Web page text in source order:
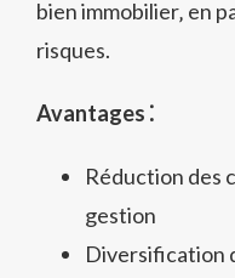
bien immobilier‚ en
risques.
Avantages ⁚
Réduction des
gestion
Diversification